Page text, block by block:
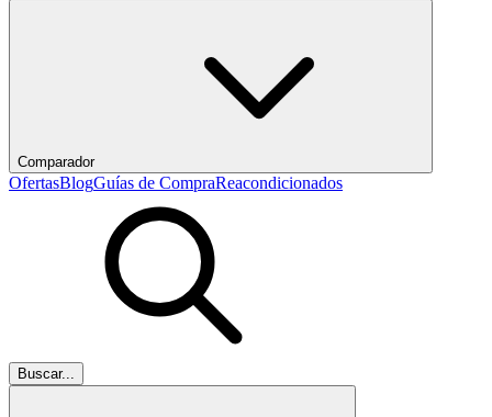
Comparador
OfertasBlogGuías de CompraReacondicionados
Buscar...